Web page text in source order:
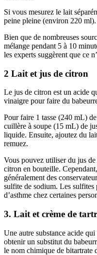
Si vous mesurez le lait
peine pleine (environ 220 ml).
Bien que de nombreuses
mélange pendant 5 à 10
les experts suggèrent que ce
2 Lait et jus de citron
Le jus de citron est un acide
vinaigre pour faire du
Pour faire 1 tasse (240 mL)
cuillère à soupe (15 mL) de
liquide. Ensuite, ajoutez du
remuez.
Vous pouvez utiliser du jus
citron en bouteille.
généralement des
sulfite de sodium. Les sulfites
d’asthme chez certaines
3. Lait et crème de
Une autre substance acide
obtenir un substitut du
le nom chimique de bitartrate